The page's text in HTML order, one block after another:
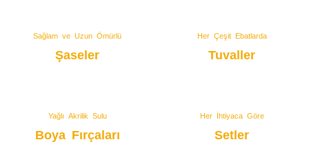
Sağlam ve Uzun Ömürlü
Şaseler
Her Çeşit Ebatlarda
Tuvaller
Yağlı Akrilik Sulu
Boya Fırçaları
Her İhtiyaca Göre
Setler